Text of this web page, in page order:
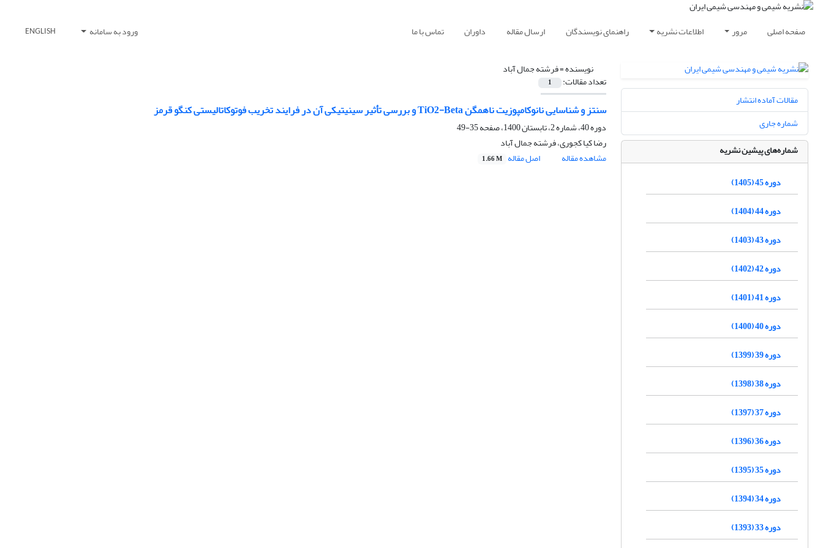
صفحه اصلی مرور اطلاعات نشریه راهنمای نویسندگان ارسال مقاله داوران تماس با ما ورود به سامانه ENGLISH
نویسنده =فرشته جمال آباد
تعداد مقالات: 1
سنتز و شناسایی نانوکامپوزیت ناهمگن TiO2-Beta و بررسی تأثیر سینیتیکی آن در فرایند تخریب فوتوکاتالیستی کنگو قرمز
دوره 40، شماره 2، تابستان 1400، صفحه
35-49
رضا کیا کجوری، فرشته جمال آباد
مشاهده مقاله
اصل مقاله 1.66 M
مقالات آماده انتشار
شماره جاری
شماره‌های پیشین نشریه
دوره 45 (1405)
دوره 44 (1404)
دوره 43 (1403)
دوره 42 (1402)
دوره 41 (1401)
دوره 40 (1400)
دوره 39 (1399)
دوره 38 (1398)
دوره 37 (1397)
دوره 36 (1396)
دوره 35 (1395)
دوره 34 (1394)
دوره 33 (1393)